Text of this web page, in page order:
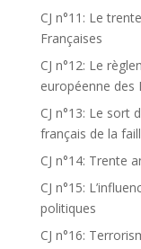
CJ n°11: Le
Françaises
CJ n°12: Le
européenne des
CJ n°13: Le sort
français de la
CJ n°14: Trente
CJ n°15:
politiques
CJ n°16: